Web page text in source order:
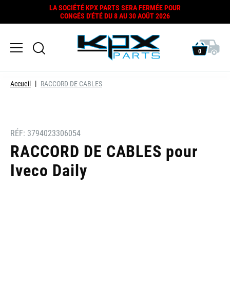
LA SOCIÉTÉ KPX PARTS SERA FERMÉE POUR
CONGÉS D'ÉTÉ DU 8 AU 30 AOÛT 2026
0
Accueil RACCORD DE CABLES
RÉF: 3794023306054
RACCORD DE CABLES pour
Iveco Daily